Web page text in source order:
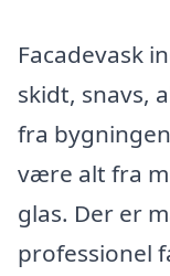
Facadevask
skidt, snavs,
fra
være alt fra
glas. Der er
professionel